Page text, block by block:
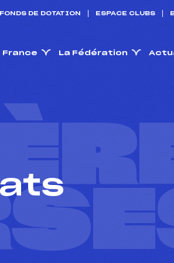
DE DOTATION ESPACE CLUBS
France La Fédération